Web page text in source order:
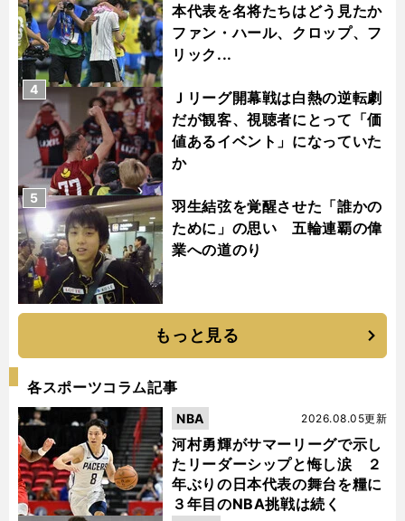
本代表を名将たちはどう見たか
ファン・ハール、クロップ、フ
リック...
Ｊリーグ開幕戦は白熱の逆転劇
だが観客、視聴者にとって「価
値あるイベント」になっていた
か
4
羽生結弦を覚醒させた「誰かの
ために」の思い 五輪連覇の偉
業への道のり
5
もっと見る
各スポーツコラム記事
河村勇輝がサマーリーグで示し
たリーダーシップと悔し涙 ２
年ぶりの日本代表の舞台を糧に
３年目のNBA挑戦は続く
2026.08.05更新
NBA